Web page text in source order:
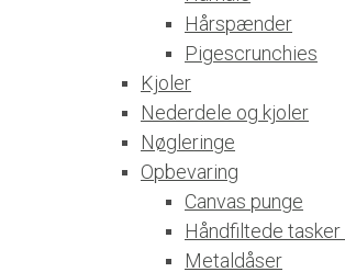
Hårspænder
Pigescrunchies
Kjoler
Nederdele og kjoler
Nøgleringe
Opbevaring
Canvas punge
Håndfiltede tasker
Metaldåser